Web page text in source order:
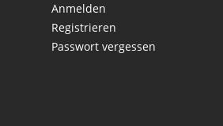
Anmelden
Registrieren
Passwort vergessen